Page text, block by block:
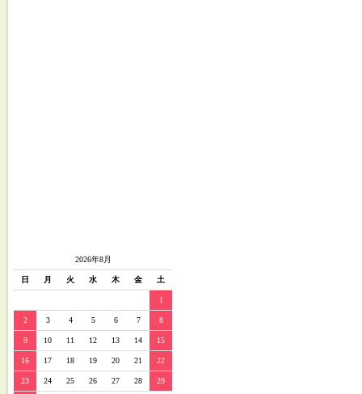
2026年8月
日 月 火 水 木 金 土
1
2 3 4 5 6 7 8
9 10 11 12 13 14 15
16 17 18 19 20 21 22
23 24 25 26 27 28 29